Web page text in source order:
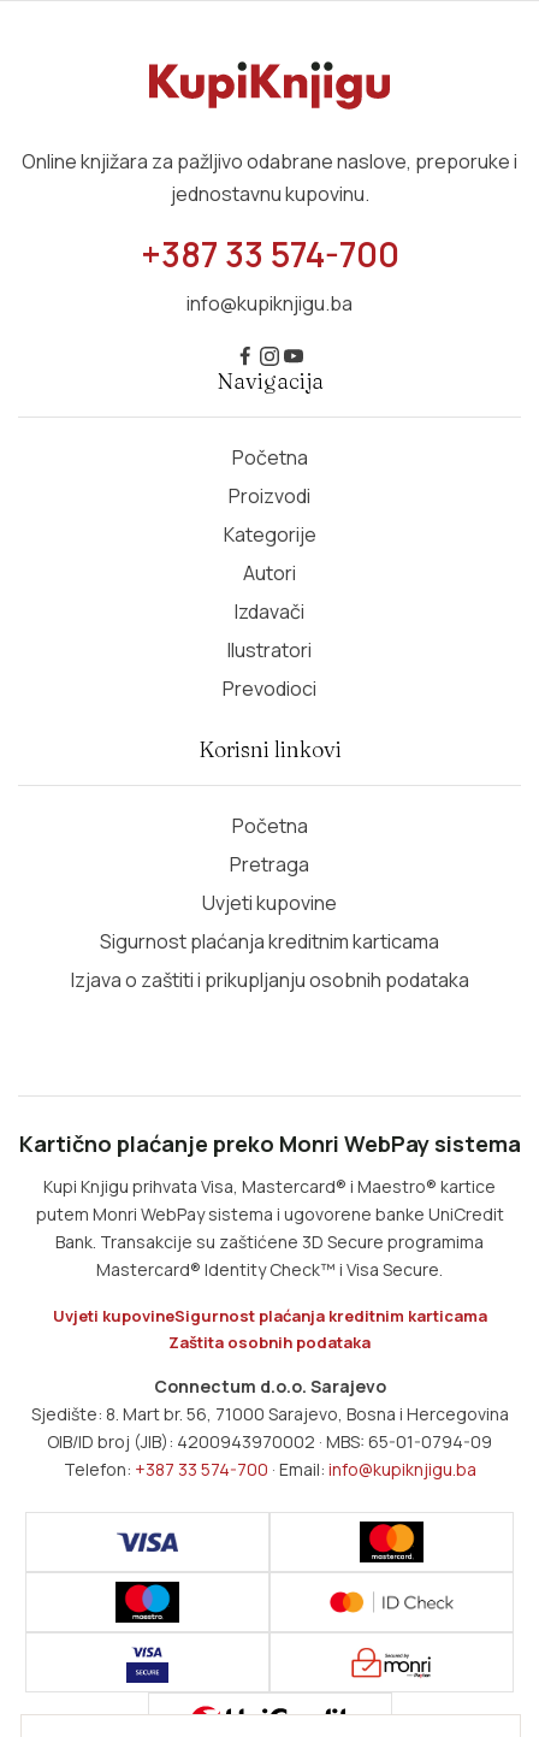
Online knjižara za pažljivo odabrane naslove, preporuke i
jednostavnu kupovinu.
+387 33 574-700
info@kupiknjigu.ba
Navigacija
Početna
Proizvodi
Kategorije
Autori
Izdavači
Ilustratori
Prevodioci
Korisni linkovi
Početna
Pretraga
Uvjeti kupovine
Sigurnost plaćanja kreditnim karticama
Izjava o zaštiti i prikupljanju osobnih podataka
Kartično plaćanje preko Monri WebPay sistema
Kupi Knjigu prihvata Visa, Mastercard® i Maestro® kartice
putem Monri WebPay sistema i ugovorene banke UniCredit
Bank. Transakcije su zaštićene 3D Secure programima
Mastercard® Identity Check™ i Visa Secure.
Uvjeti kupovineSigurnost plaćanja kreditnim karticama
Zaštita osobnih podataka
Connectum d.o.o. Sarajevo
Sjedište: 8. Mart br. 56, 71000 Sarajevo, Bosna i Hercegovina
OIB/ID broj (JIB): 4200943970002 · MBS: 65-01-0794-09
Telefon: +387 33 574-700 · Email: info@kupiknjigu.ba